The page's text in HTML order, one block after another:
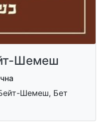
Шемеш
Шемеш, Бет